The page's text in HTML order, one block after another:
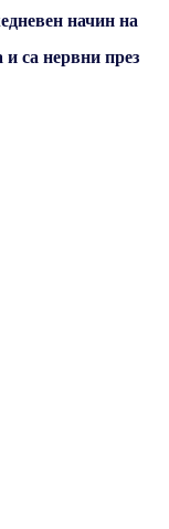
начин на
са нервни през